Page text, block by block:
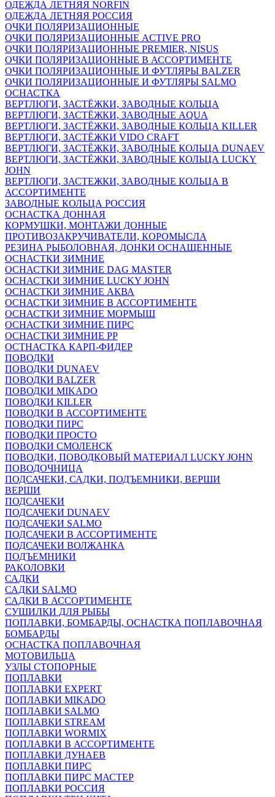
ОДЕЖДА ЛЕТНЯЯ NORFIN
ОДЕЖДА ЛЕТНЯЯ РОССИЯ
ОЧКИ ПОЛЯРИЗАЦИОННЫЕ
ОЧКИ ПОЛЯРИЗАЦИОННЫЕ ACTIVE PRO
ОЧКИ ПОЛЯРИЗАЦИОННЫЕ PREMIER, NISUS
ОЧКИ ПОЛЯРИЗАЦИОННЫЕ В АССОРТИМЕНТЕ
ОЧКИ ПОЛЯРИЗАЦИОННЫЕ И ФУТЛЯРЫ BALZER
ОЧКИ ПОЛЯРИЗАЦИОННЫЕ И ФУТЛЯРЫ SALMO
ОСНАСТКА
ВЕРТЛЮГИ, ЗАСТЁЖКИ, ЗАВОДНЫЕ КОЛЬЦА
ВЕРТЛЮГИ, ЗАСТЁЖКИ, ЗАВОДНЫЕ AQUA
ВЕРТЛЮГИ, ЗАСТЁЖКИ, ЗАВОДНЫЕ КОЛЬЦА KILLER
ВЕРТЛЮГИ, ЗАСТЁЖКИ VIDO CRAFT
ВЕРТЛЮГИ, ЗАСТЁЖКИ, ЗАВОДНЫЕ КОЛЬЦА DUNAEV
ВЕРТЛЮГИ, ЗАСТЁЖКИ, ЗАВОДНЫЕ КОЛЬЦА LUCKY
JOHN
ВЕРТЛЮГИ, ЗАСТЕЖКИ, ЗАВОДНЫЕ КОЛЬЦА В
АССОРТИМЕНТЕ
ЗАВОДНЫЕ КОЛЬЦА РОССИЯ
ОСНАСТКА ДОННАЯ
КОРМУШКИ, МОНТАЖИ ДОННЫЕ
ПРОТИВОЗАКРУЧИВАТЕЛИ, КОРОМЫСЛА
РЕЗИНА РЫБОЛОВНАЯ, ДОНКИ ОСНАЩЕННЫЕ
ОСНАСТКИ ЗИМНИЕ
ОСНАСТКИ ЗИМНИЕ DAG MASTER
ОСНАСТКИ ЗИМНИЕ LUCKY JOHN
ОСНАСТКИ ЗИМНИЕ АКВА
ОСНАСТКИ ЗИМНИЕ В АССОРТИМЕНТЕ
ОСНАСТКИ ЗИМНИЕ МОРМЫШ
ОСНАСТКИ ЗИМНИЕ ПИРС
ОСНАСТКИ ЗИМНИЕ РР
ОСТНАСТКА КАРП-ФИДЕР
ПОВОДКИ
ПОВОДКИ DUNAEV
ПОВОДКИ BALZER
ПОВОДКИ MIKADO
ПОВОДКИ KILLER
ПОВОДКИ В АССОРТИМЕНТЕ
ПОВОДКИ ПИРС
ПОВОДКИ ПРОСТО
ПОВОДКИ СМОЛЕНСК
ПОВОДКИ, ПОВОДКОВЫЙ МАТЕРИАЛ LUCKY JOHN
ПОВОДОЧНИЦА
ПОДСАЧЕКИ, САДКИ, ПОДЪЕМНИКИ, ВЕРШИ
ВЕРШИ
ПОДСАЧЕКИ
ПОДСАЧЕКИ DUNAEV
ПОДСАЧЕКИ SALMO
ПОДСАЧЕКИ В АССОРТИМЕНТЕ
ПОДСАЧЕКИ ВОЛЖАНКА
ПОДЪЕМНИКИ
РАКОЛОВКИ
САДКИ
САДКИ SALMO
САДКИ В АССОРТИМЕНТЕ
СУШИЛКИ ДЛЯ РЫБЫ
ПОПЛАВКИ, БОМБАРДЫ, ОСНАСТКА ПОПЛАВОЧНАЯ
БОМБАРДЫ
ОСНАСТКА ПОПЛАВОЧНАЯ
МОТОВИЛЬЦА
УЗЛЫ СТОПОРНЫЕ
ПОПЛАВКИ
ПОПЛАВКИ EXPERT
ПОПЛАВКИ MIKADO
ПОПЛАВКИ SALMO
ПОПЛАВКИ STREAM
ПОПЛАВКИ WORMIX
ПОПЛАВКИ В АССОРТИМЕНТЕ
ПОПЛАВКИ ДУНАЕВ
ПОПЛАВКИ ПИРС
ПОПЛАВКИ ПИРС МАСТЕР
ПОПЛАВКИ РОССИЯ